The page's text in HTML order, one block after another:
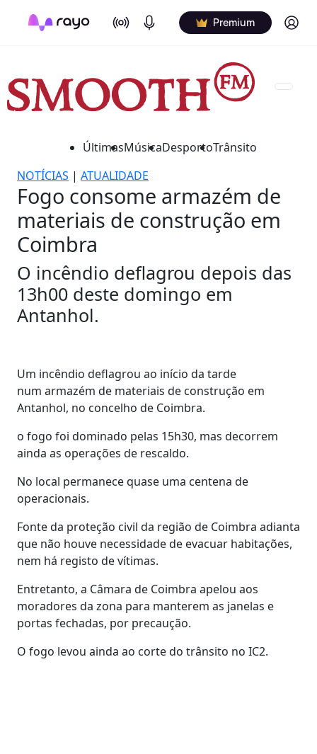
On Air Podcasts Premium Log in
ÚltimasMúsicaDesportoTrânsito
NOTÍCIAS | ATUALIDADE
Fogo consome armazém de
materiais de construção em
Coimbra
O incêndio deflagrou depois das
13h00 deste domingo em
Antanhol.
Um incêndio deflagrou ao início da tarde
num armazém de materiais de construção em
Antanhol, no concelho de Coimbra.
o fogo foi dominado pelas 15h30, mas decorrem
ainda as operações de rescaldo.
No local permanece quase uma centena de
operacionais.
Fonte da proteção civil da região de Coimbra adianta
que não houve necessidade de evacuar habitações,
nem há registo de vítimas.
Entretanto, a Câmara de Coimbra apelou aos
moradores da zona para manterem as janelas e
portas fechadas, por precaução.
O fogo levou ainda ao corte do trânsito no IC2.